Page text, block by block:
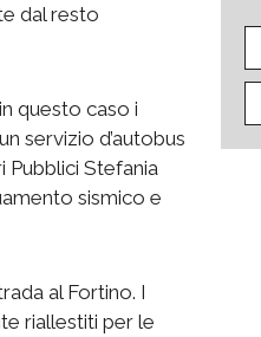
dal resto
questo caso i
servizio d’autobus
Pubblici Stefania
sismico e
al Fortino. I
riallestiti per le